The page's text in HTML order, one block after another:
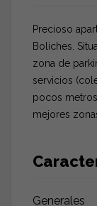
Precioso
Boliches.
zona de
servicios
pocos
mejores
Generales